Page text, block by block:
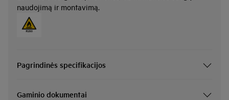
naudojimą ir montavimą.
Pagrindinės specifikacijos
Gaminio dokumentai